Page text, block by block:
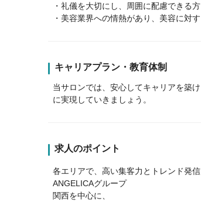
・礼儀を大切にし、周囲に配慮できる方
・美容業界への情熱があり、美容に対
キャリアプラン・教育体制
当サロンでは、安心してキャリアを築
に実現していきましょう。
求人のポイント
各エリアで、高い集客力とトレンド発
ANGELICAグループ
関西を中心に、